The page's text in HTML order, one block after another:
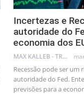
Incertezas e
autoridade do
economia dos
MAX KALLEB - TRADER
Recessão pode ser um
autoridade do Fed.
previsões para a